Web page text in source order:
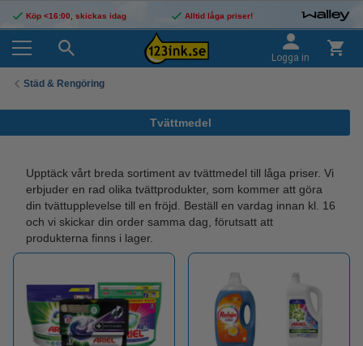
Köp <16:00, skickas idag Alltid låga priser!
Logga in
Städ & Rengöring
Tvättmedel
Upptäck vårt breda sortiment av tvättmedel till låga priser. Vi
erbjuder en rad olika tvättprodukter, som kommer att göra
din tvättupplevelse till en fröjd. Beställ en vardag innan kl. 16
och vi skickar din order samma dag, förutsatt att
produkterna finns i lager.